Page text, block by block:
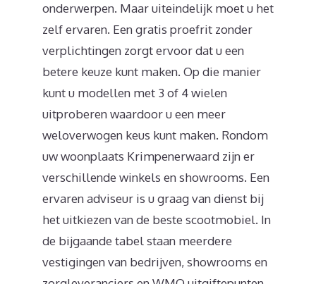
onderwerpen. Maar uiteindelijk moet u het
zelf ervaren. Een gratis proefrit zonder
verplichtingen zorgt ervoor dat u een
betere keuze kunt maken. Op die manier
kunt u modellen met 3 of 4 wielen
uitproberen waardoor u een meer
weloverwogen keus kunt maken. Rondom
uw woonplaats Krimpenerwaard zijn er
verschillende winkels en showrooms. Een
ervaren adviseur is u graag van dienst bij
het uitkiezen van de beste scootmobiel. In
de bijgaande tabel staan meerdere
vestigingen van bedrijven, showrooms en